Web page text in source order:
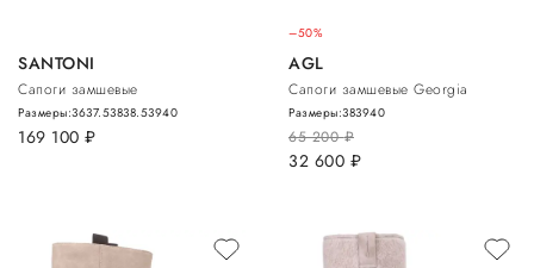
SANTONI
Сапоги замшевые
169 100 руб.
Размеры:3637.53838.53940
–50%
AGL
Сапоги замшевые Georgia
65 200руб.
32 600 руб.
Размеры:383940